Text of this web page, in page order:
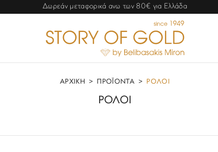
Δωρεάν μεταφορικά ανω των 80€ για Ελλάδα
ΑΡΧΙΚΗ > ΠΡΟΪΟΝΤΑ > ΡΟΛΟΙ
ΡΟΛΟΙ